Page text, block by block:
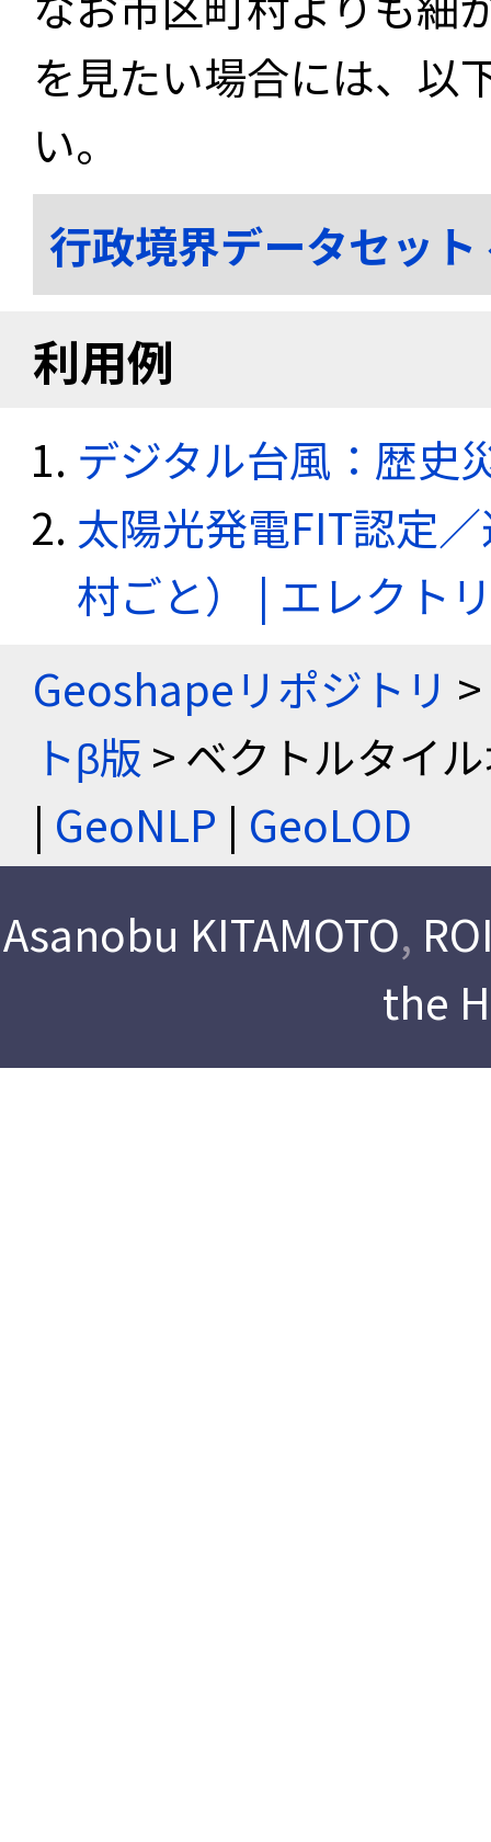
を見たい場合には、以
い。
行政境界データセッ
利用例
デジタル台風：歴史
太陽光発電FIT認定
村ごと） | エレクト
Geoshapeリポジトリ >
トβ版 > ベクトルタイ
| GeoNLP | GeoLOD
Asanobu KITAMOTO,
the